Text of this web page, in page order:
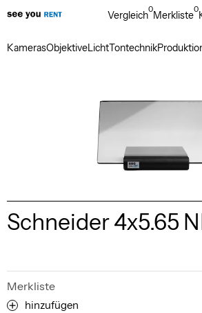
KamerasObjektiveLichtTontechnik
Vergleich0Merkliste0
Schneider 4x5.65
Merkliste
hinzufügen